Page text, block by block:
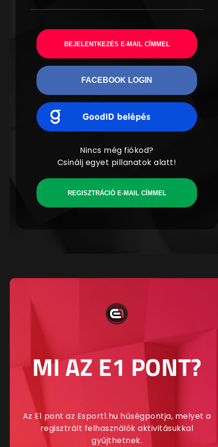
BEJELENTKEZÉS E-MAIL CÍMMEL
FACEBOOK LOGIN
Nincs még fiókod?
Csinálj egyet pillanatok alatt!
REGISZTRÁCIÓ E-MAIL CÍMMEL
MI AZ E1 PONT?
Az E1 pont az Esport1.hu hűségpontja, melyet a
regisztrált felhasználók aktivitásukkal
gyűjthetnek.